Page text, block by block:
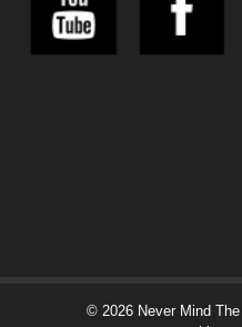
© 2026 Never Mind